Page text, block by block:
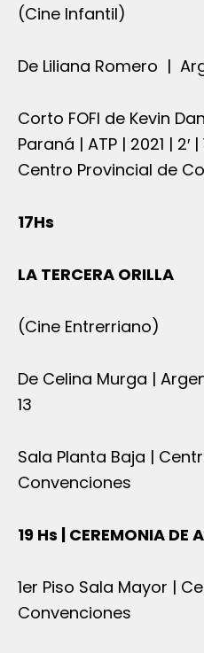
(Cine Infantil)
De Liliana Romero |
Corto FOFI de Kevin
Paraná | ATP | 2021 | 2′
Centro Provincial de
17Hs
LA TERCERA ORILLA
(Cine Entrerriano)
De Celina Murga |
13
Sala Planta Baja |
Convenciones
19 Hs | CEREMONIA DE
1er Piso Sala Mayor |
Convenciones